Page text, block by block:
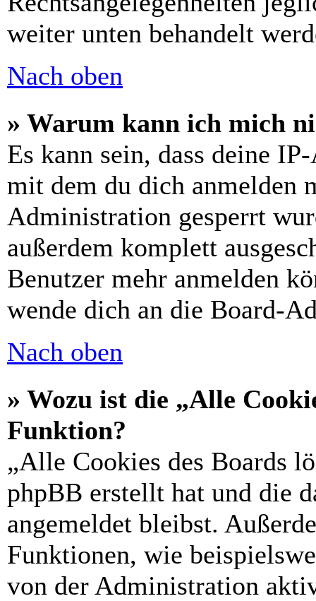
weiter unten behandelt
Nach oben
» Warum kann ich mich
Es kann sein, dass deine
mit dem du dich anmelden
Administration gesperrt
außerdem komplett
Benutzer mehr anmelden
wende dich an die Board-
Nach oben
» Wozu ist die „Alle
Funktion?
„Alle Cookies des Boards
phpBB erstellt hat und die
angemeldet bleibst.
Funktionen, wie
von der Administration